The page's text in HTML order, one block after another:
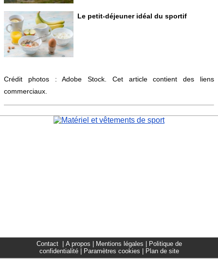
Le petit-déjeuner idéal du sportif
Crédit photos : Adobe Stock. Cet article contient des liens
commerciaux.
Contact| A propos Mentions légales
Politique de
confidentialité| Paramètres cookies Plan de site